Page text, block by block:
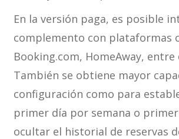
En la versión paga, es posible
complemento con plataformas
Booking.com, HomeAway, entre
También se obtiene mayor
configuración como para
primer día por semana o
ocultar el historial de reservas